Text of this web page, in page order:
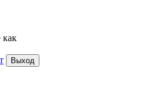
как
Выход